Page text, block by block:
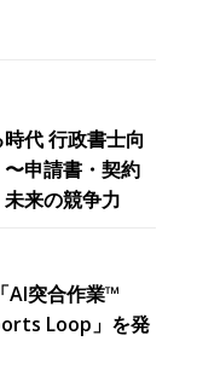
代 行政書士向
申請書・契約
来の競争力
AI突合作業™︎
Loop」を発